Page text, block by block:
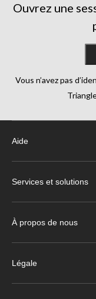
Ouvrez une
Vous n’avez pas
Aide
Services et solutions
À propos de nous
Légale